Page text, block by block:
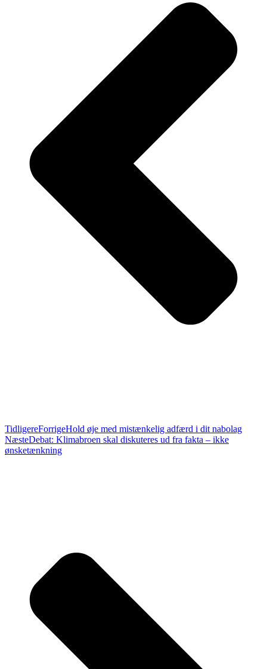
TidligereForrigeHold øje med mistænkelig adfærd i dit nabolag
NæsteDebat: Klimabroen skal diskuteres ud fra fakta – ikke
ønsketænkning